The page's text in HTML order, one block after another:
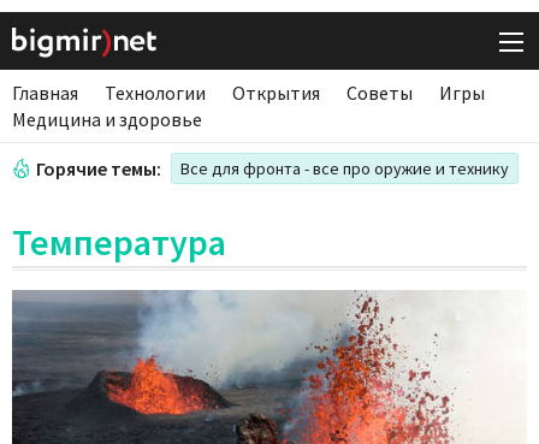
Главная Технологии Открытия Советы
Игры
Медицина и здоровье
Горячие темы: Все для фронта - все про оружие и технику
Температура